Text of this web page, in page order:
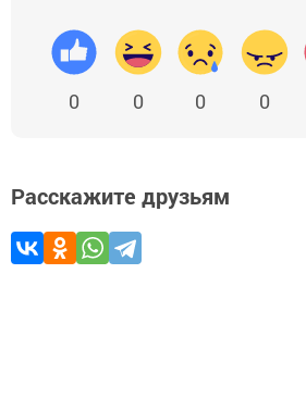
0 0 0 0
Расскажите друзьям